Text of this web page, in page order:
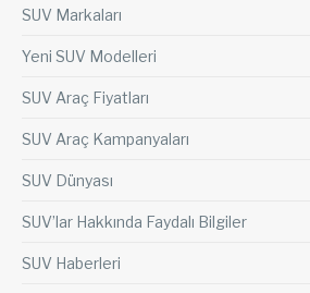
SUV Markaları
Yeni SUV Modelleri
SUV Araç Fiyatları
SUV Araç Kampanyaları
SUV Dünyası
SUV’lar Hakkında Faydalı Bilgiler
SUV Haberleri